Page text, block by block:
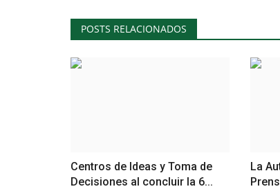
POSTS RELACIONADOS
Centros de Ideas y Toma de
Decisiones al concluir la 6...
La